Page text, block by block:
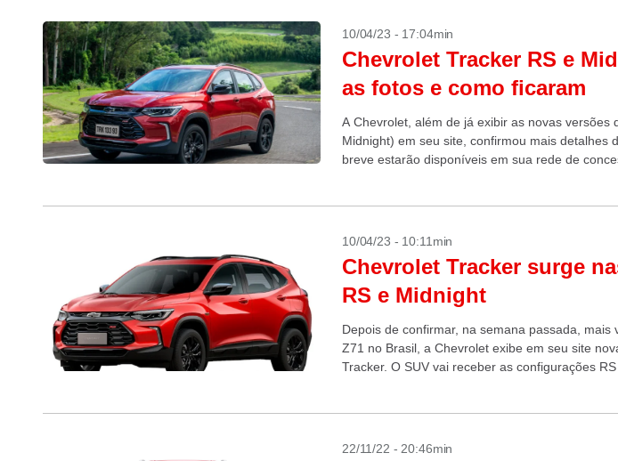
10/04/23 - 17:04min
Chevrolet Tracker RS e
as fotos e como ficaram
A Chevrolet, além de já exibir as novas versões
Midnight) em seu site, confirmou mais detalhes
breve estarão disponíveis em sua rede de
10/04/23 - 10:11min
Chevrolet Tracker surge
RS e Midnight
Depois de confirmar, na semana passada, mais
Z71 no Brasil, a Chevrolet exibe em seu site
Tracker. O SUV vai receber as configurações RS
22/11/22 - 20:46min